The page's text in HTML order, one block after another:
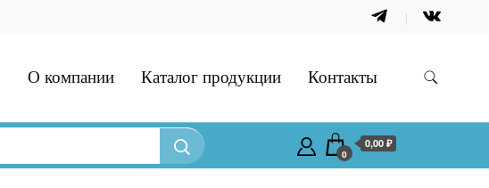
О компании Каталог продукции Контакты
0
0,00 ₽